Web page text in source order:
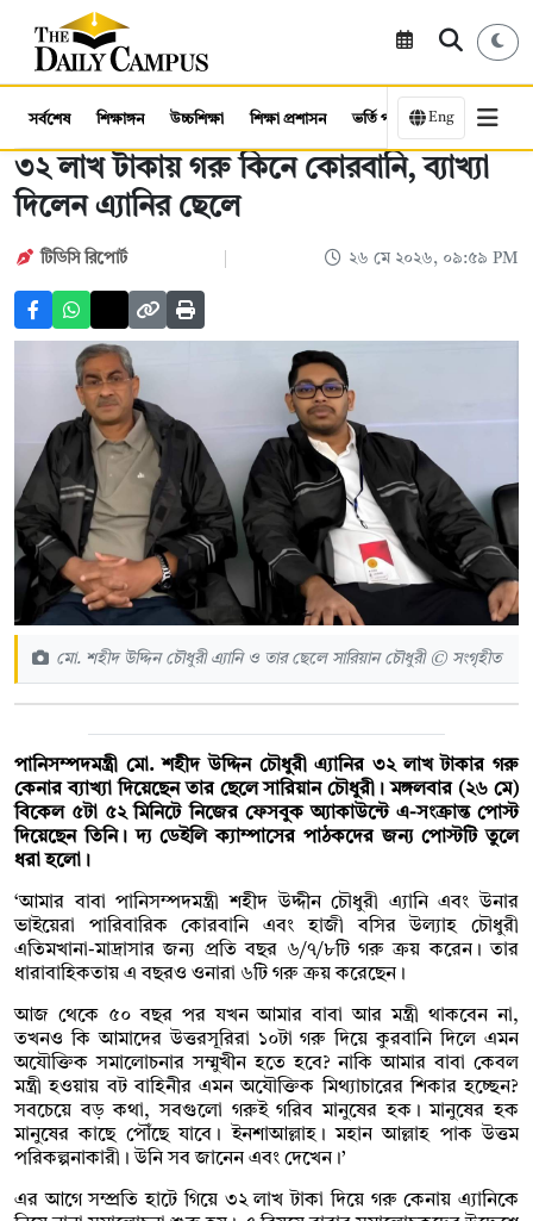
সর্বশেষ শিক্ষাঙ্গন উচ্চশিক্ষা শিক্ষা প্রশাসন ভর্তি পরীক্ষা কর্মসংস্থান
Eng
৩২ লাখ টাকায় গরু কিনে কোরবানি, ব্যাখ্যা
দিলেন এ্যানির ছেলে
টিডিসি রিপোর্ট ২৬ মে ২০২৬, ০৯:৫৯ PM
মো. শহীদ উদ্দিন চৌধুরী এ্যানি ও তার ছেলে সারিয়ান চৌধুরী © সংগৃহীত
পানিসম্পদমন্ত্রী মো. শহীদ উদ্দিন চৌধুরী এ্যানির ৩২ লাখ টাকার গরু
কেনার ব্যাখ্যা দিয়েছেন তার ছেলে সারিয়ান চৌধুরী। মঙ্গলবার (২৬ মে)
বিকেল ৫টা ৫২ মিনিটে নিজের ফেসবুক অ্যাকাউন্টে এ-সংক্রান্ত পোস্ট
দিয়েছেন তিনি। দ্য ডেইলি ক্যাম্পাসের পাঠকদের জন্য পোস্টটি তুলে
ধরা হলো।
‘আমার বাবা পানিসম্পদমন্ত্রী শহীদ উদ্দীন চৌধুরী এ্যানি এবং উনার
ভাইয়েরা পারিবারিক কোরবানি এবং হাজী বসির উল্যাহ চৌধুরী
এতিমখানা-মাদ্রাসার জন্য প্রতি বছর ৬/৭/৮টি গরু ক্রয় করেন। তার
ধারাবাহিকতায় এ বছরও ওনারা ৬টি গরু ক্রয় করেছেন।
আজ থেকে ৫০ বছর পর যখন আমার বাবা আর মন্ত্রী থাকবেন না,
তখনও কি আমাদের উত্তরসূরিরা ১০টা গরু দিয়ে কুরবানি দিলে এমন
অযৌক্তিক সমালোচনার সম্মুখীন হতে হবে? নাকি আমার বাবা কেবল
মন্ত্রী হওয়ায় বট বাহিনীর এমন অযৌক্তিক মিথ্যাচারের শিকার হচ্ছেন?
সবচেয়ে বড় কথা, সবগুলো গরুই গরিব মানুষের হক। মানুষের হক
মানুষের কাছে পৌঁছে যাবে। ইনশাআল্লাহ। মহান আল্লাহ পাক উত্তম
পরিকল্পনাকারী। উনি সব জানেন এবং দেখেন।’
এর আগে সম্প্রতি হাটে গিয়ে ৩২ লাখ টাকা দিয়ে গরু কেনায় এ্যানিকে